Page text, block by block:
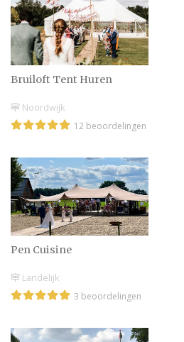
Bruiloft Tent Huren
Noordwijk
12 beoordelingen
Pen Cuisine
Landelijk
3 beoordelingen